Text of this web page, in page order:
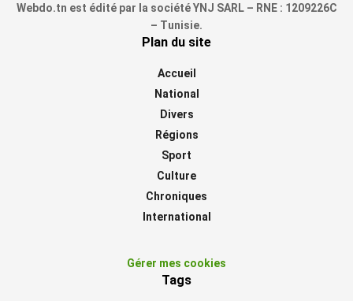
Webdo.tn est édité par la société YNJ SARL – RNE : 1209226C
– Tunisie.
Plan du site
Accueil
National
Divers
Régions
Sport
Culture
Chroniques
International
Gérer mes cookies
Tags